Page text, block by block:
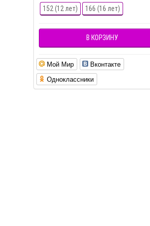
152 (12 лет) 166 (16 лет)
В КОРЗИНУ
Мой Мир
Вконтакте
Одноклассники